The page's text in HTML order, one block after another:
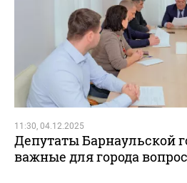
11:30, 04.12.2025
Депутаты Барнаульской
важные для города